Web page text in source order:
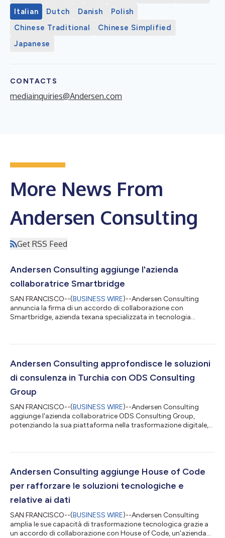
Italian Dutch Danish
Polish
Chinese Traditional
Chinese Simplified
Japanese
CONTACTS
mediainquiries@Andersen.com
More News From
Andersen Consulting
Get RSS Feed
Andersen Consulting aggiunge l'azienda
collaboratrice Smartbridge
SAN FRANCISCO--(BUSINESS WIRE)--Andersen Consulting
annuncia la firma di un accordo di collaborazione con
Smartbridge, azienda texana specializzata in tecnologia
trasformazione digitale. Fondata nel 2003, Smartbridge aiuta
digitale e modernizzare le operazioni attraverso servizi di
innovazione digitale, AI, dati e anal...
Andersen Consulting approfondisce le soluzioni
di consulenza in Turchia con ODS Consulting
Group
SAN FRANCISCO--(BUSINESS WIRE)--Andersen Consulting
aggiunge l'azienda collaboratrice ODS Consulting Group,
potenziando la sua piattaforma nella trasformazione digitale,
ODS Consulting Group offre servizi di consulenza alle
di investimento in Turchia e nei mercati internazionali. Lo studio
Andersen Consulting aggiunge House of Code
per rafforzare le soluzioni tecnologiche e
relative ai dati
SAN FRANCISCO--(BUSINESS WIRE)--Andersen Consulting
amplia le sue capacità di trasformazione tecnologica grazie a
un accordo di collaborazione con House of Code, un'azienda